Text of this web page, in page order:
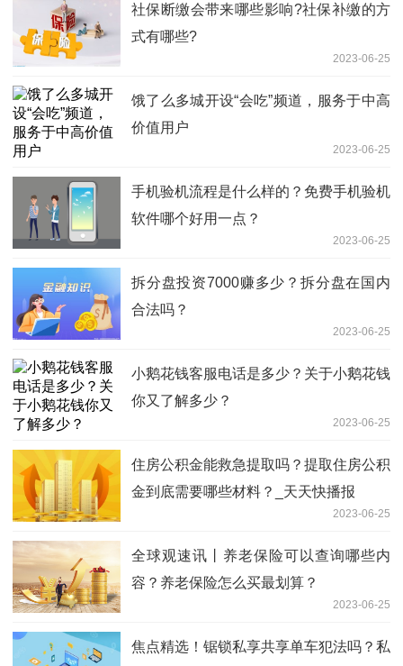
社保断缴会带来哪些影响?社保补缴的方
式有哪些?
2023-06-25
饿了么多城开设“会吃”频道，服务于中高
价值用户
2023-06-25
手机验机流程是什么样的？免费手机验机
软件哪个好用一点？
2023-06-25
拆分盘投资7000赚多少？拆分盘在国内
合法吗？
2023-06-25
小鹅花钱客服电话是多少？关于小鹅花钱
你又了解多少？
2023-06-25
住房公积金能救急提取吗？提取住房公积
金到底需要哪些材料？_天天快播报
2023-06-25
全球观速讯丨养老保险可以查询哪些内
容？养老保险怎么买最划算？
2023-06-25
焦点精选！锯锁私享共享单车犯法吗？私